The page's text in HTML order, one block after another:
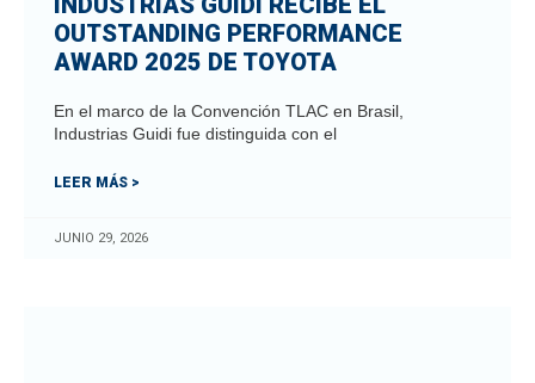
OUTSTANDING PERFORMANCE
AWARD 2025 DE TOYOTA
En el marco de la Convención TLAC en Brasil,
Industrias Guidi fue distinguida con el
LEER MÁS >
JUNIO 29, 2026